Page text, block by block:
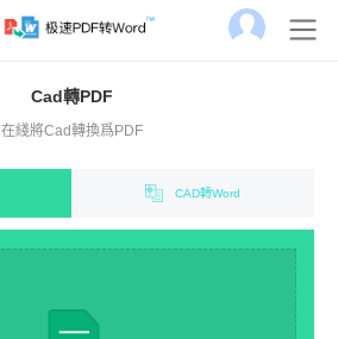
Cad轉PDF
在綫將Cad轉換爲PDF
CAD轉Word